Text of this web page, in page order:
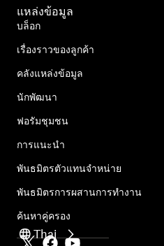
แหล่งข้อมูล
บล็อก
เรื่องราวของลูกค้า
คลังแหล่งข้อมูล
นักพัฒนา
ฟอรัมชุมชน
การแนะนำ
พันธมิตรตัวแทนจำหน่าย
พันธมิตรการผสานการทำงาน
ค้นหาคู่ครอง
Thai